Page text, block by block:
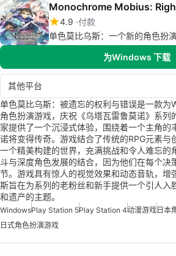
4.9 付款
单色莫比乌斯：一个新的角色扮
为Windows 下载
其他平台
单色莫比乌斯：被遗忘的权利与错误是一款为
角色扮演游戏，庆祝《乌塔瓦雷鲁莫诺》系列
家提供了一个沉浸式体验，围绕着一个主角的
诺将变得传奇。游戏结合了传统的RPG元素与
一个精美构建的世界，充满挑战和令人难忘的
斗与深度角色发展的结合，因为他们在每个决
节。游戏具有惊人的视觉效果和动态音轨，增
斯旨在为系列的老粉丝和新手提供一个引人入
和遗产的主题。
WindowsPlay Station 5Play Station 4动漫游戏日本
日式角色扮演游戏